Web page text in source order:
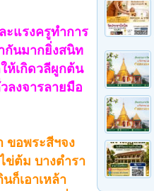
แรงครูทำการ
กันมากยิ่งสนิท
ห้เกิดวลีผูกต้น
ลงจารลายมือ
ขอพระสีฯจง
ข่ต้ม บางตำรา
ก็เอาเหล้า